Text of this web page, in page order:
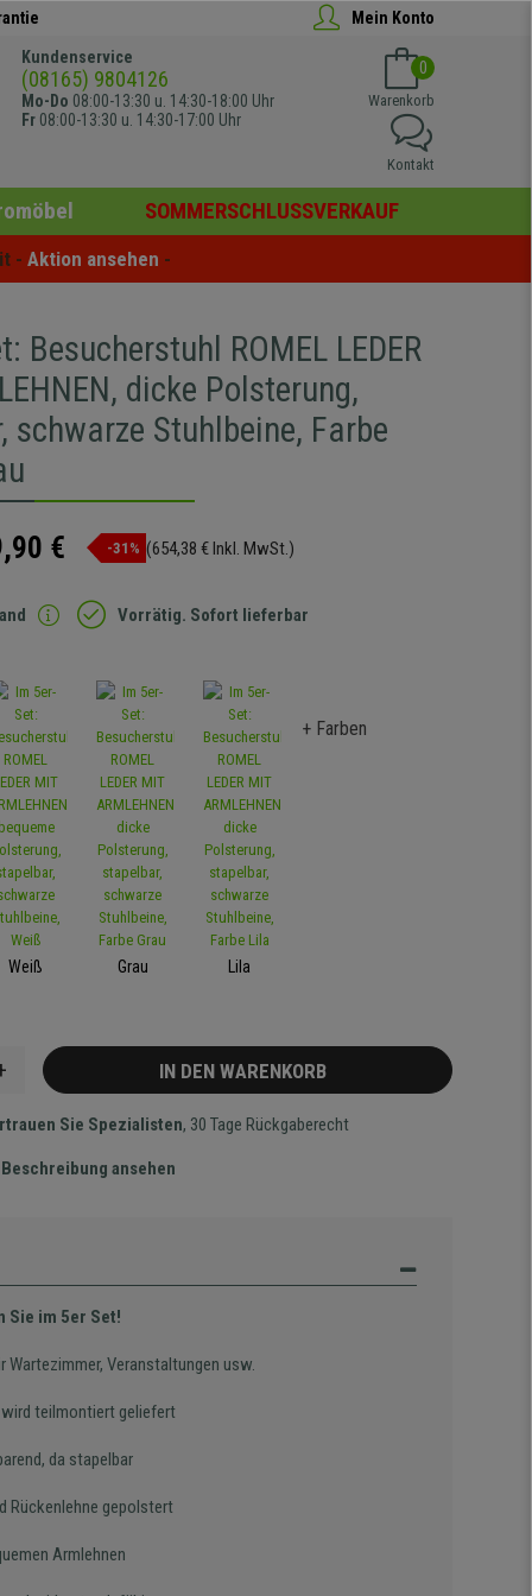
Mein Konto
Kundenservice
(08165) 9804126
Mo-Do 08:00-13:30 u. 14:30-18:00 Uhr
Fr 08:00-13:30 u. 14:30-17:00 Uhr
0
Warenkorb
Kontakt
SOMMERSCHLUSSVERKAUF
- Aktion ansehen -
Besucherstuhl ROMEL LEDER
dicke Polsterung,
schwarze Stuhlbeine, Farbe
€ -31% (654,38 € Inkl. MwSt.)
Vorrätig. Sofort lieferbar
Weiß Grau Lila
+ Farben
IN DEN WARENKORB
Sie Spezialisten, 30 Tage Rückgaberecht
ansehen
Sie im 5er Set!
Wartezimmer, Veranstaltungen usw.
teilmontiert geliefert
da stapelbar
Rückenlehne gepolstert
Armlehnen